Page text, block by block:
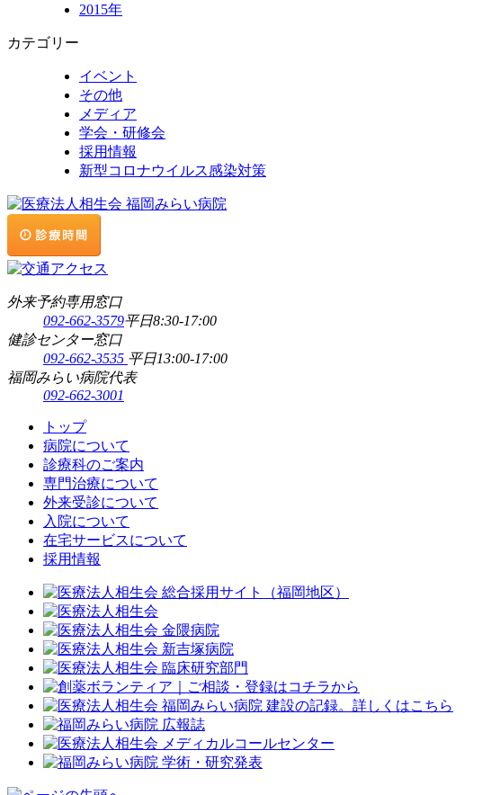
2015年
カテゴリー
イベント
その他
メディア
学会・研修会
採用情報
新型コロナウイルス感染対策
外来予約専用窓口
092-662-3579平日8:30-17:00
健診センター窓口
092-662-3535 平日13:00-17:00
福岡みらい病院代表
092-662-3001
トップ
病院について
診療科のご案内
専門治療について
外来受診について
入院について
在宅サービスについて
採用情報